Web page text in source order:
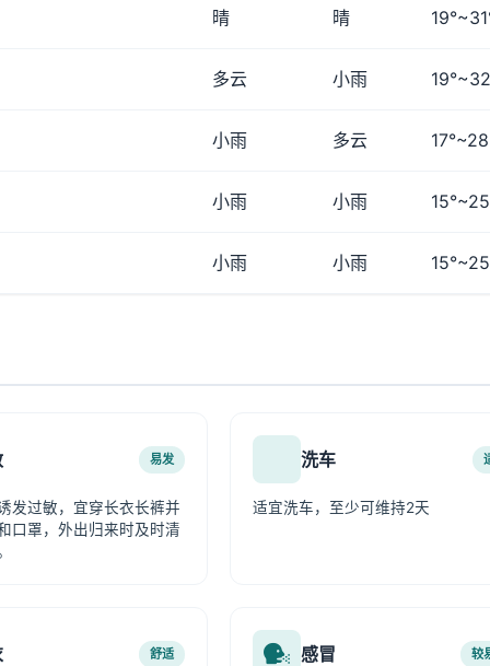
晴 晴
多云 小雨
小雨 多云
小雨 小雨
小雨 小雨
易发
发过敏，宜穿长衣长裤并
口罩，外出归来时及时清
洗车
适宜洗车，至少可维持2天
舒适 感冒 较